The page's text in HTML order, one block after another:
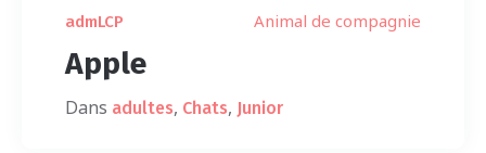
admLCP Animal de compagnie
Apple
Dans adultes, Chats, Junior